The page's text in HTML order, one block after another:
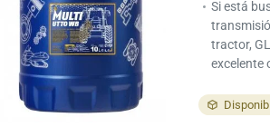
Si está
tractor,
excelente